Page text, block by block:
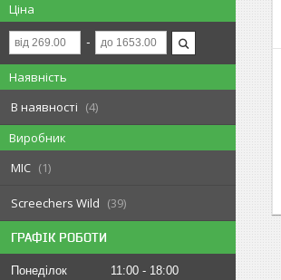
Ціна
Наявність
В наявності
4
Виробник
MIC
1
Screechers Wild 39
ГРАФІК РОБОТИ
Понеділок 11:00
18:00